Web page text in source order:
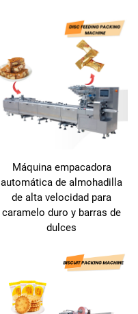
Máquina empacadora
automática de almohadilla
de alta velocidad para
caramelo duro y barras de
dulces